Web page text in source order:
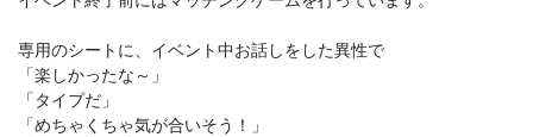
専用のシートに、イベント中お話しをした異性で
「楽しかったな～」
「タイプだ」
「めちゃくちゃ気が合いそう！」